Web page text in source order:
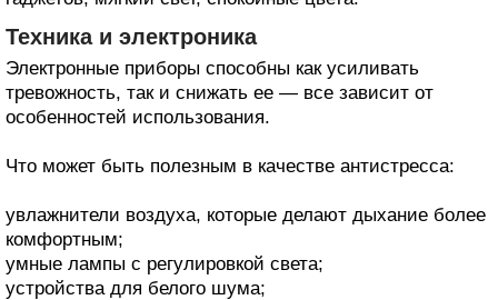
Техника и электроника
Электронные приборы способны как усиливать
тревожность, так и снижать ее — все зависит от
особенностей использования.
Что может быть полезным в качестве антистресса:
увлажнители воздуха, которые делают дыхание более
комфортным;
умные лампы с регулировкой света;
устройства для белого шума;